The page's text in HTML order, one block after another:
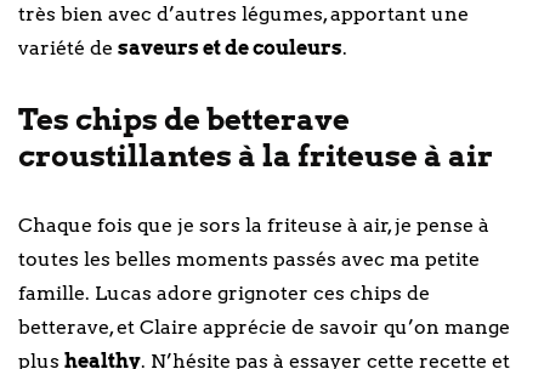
très bien avec d’autres légumes, apportant une
variété de saveurs et de couleurs.
Tes chips de betterave
croustillantes à la friteuse à air
Chaque fois que je sors la friteuse à air, je pense à
toutes les belles moments passés avec ma petite
famille. Lucas adore grignoter ces chips de
betterave, et Claire apprécie de savoir qu’on mange
plus healthy. N’hésite pas à essayer cette recette et